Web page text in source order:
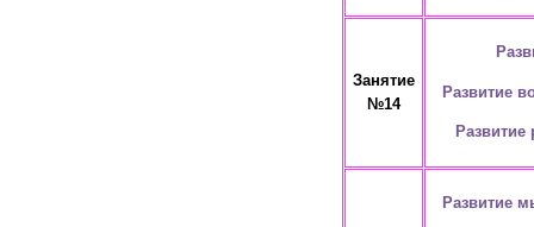
Занятие
№14
Развитие
Развитие